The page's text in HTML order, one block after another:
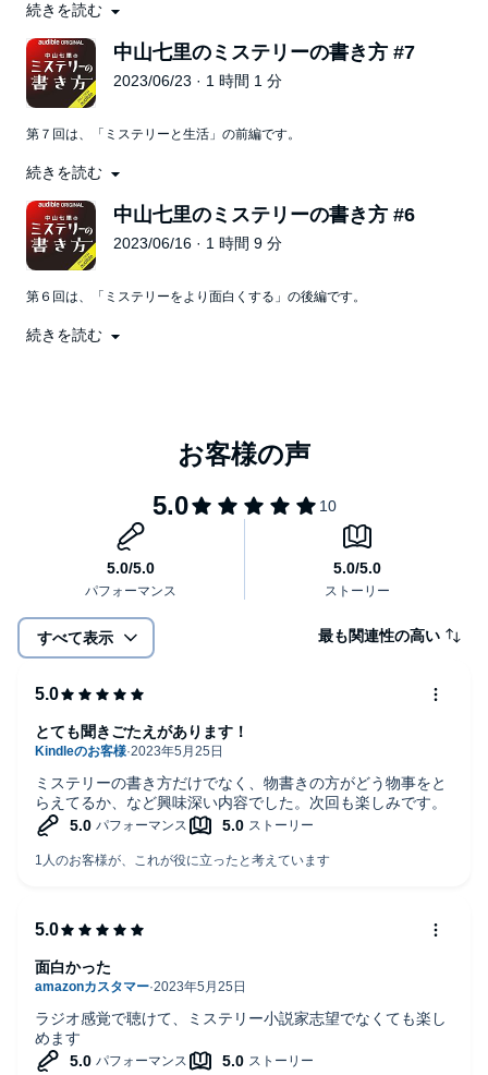
『WEBきらら』『小説幻冬』『anan』などで作家インタビュー、
で書評を担当。2009年～2013年にTBS系「王様のブランチ」ブッ
クコーナーに出演。現在は同コーナーのブレーンを務める。著書
に『偏愛読書トライアングル』（新潮社）、『あの人とあの本の
話』（小学館）、『ほんのよもやま話～作家対談集～』（文藝春
秋）。岩崎書店〈恋の絵本シリーズ〉監修。
©2023 Gentosha (P)2023 Audible, Inc.
子供の頃のこと/社会人経験は活かせている？/オリジナリティとは/編集
者との付き合いで気を付けること/映像化の話が来た時/小説執筆以外の
仕事について/作家同士の付き合い方/譲れないこだわり/家族の反応/作家
としての理想の最期/ほか
続きを読む
中山七里のミステリーの書き方 #7
2023/06/23 · 1 時間 1 分
第７回は、「ミステリーと生活」の前編です。
デビューの頃は勤め人だった/新人賞に応募するときの傾向と対策/デビ
ューしてから専業になるまで/睡眠・健康について/書くペースは？/怒っ
たことがあまりない理由/専業作家で喜びを感じる瞬間/趣味について/執
筆環境について/ほか
続きを読む
中山七里のミステリーの書き方 #6
2023/06/16 · 1 時間 9 分
第６回は、「ミステリーをより面白くする」の後編です。
手がかり・伏線・トリックなどの作り方/他人に読ませることでうまく
続きを読む
すべて表示 最も関連性の高い
ミステリーの書き方だけでなく、物書きの方がどう物事をと
らえてるか、など興味深い内容でした。次回も楽しみです。
とても聞きごたえがあります！
ラジオ感覚で聴けて、ミステリー小説家志望でなくても楽し
めます
面白かった